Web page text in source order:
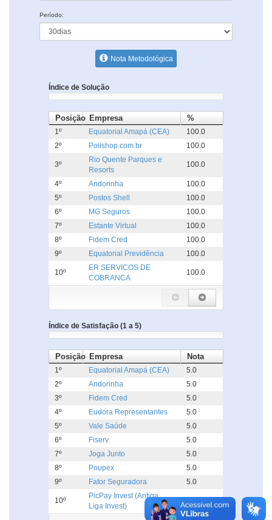
Período:
Nota Metodológica
Índice de Solução
Posição Empresa %
1º Equatorial Amapá (CEA)
100.0
2º
Polishop.com.br 100.0
3º
Rio Quente Parques e
Resorts
100.0
4º Andorinha
100.0
5º
Postos Shell
100.0
6º
MG Seguros
100.0
7º
Estante Virtual
100.0
8º
Fidem Cred
100.0
9º
Equatorial Previdência 100.0
10º
ER SERVICOS DE
COBRANCA
100.0
Índice de Satisfação (1 a 5)
Posição Empresa Nota
1º Equatorial Amapá (CEA)
5.0
2º
Andorinha
5.0
3º
Fidem Cred
5.0
4º
Eudora Representantes
5.0
5º
Vale Saúde
5.0
6º
Fiserv
5.0
7º
Joga Junto
5.0
8º
Poupex
5.0
9º
Fator Seguradora 5.0
10º
PicPay Invest (Antiga
Liga Invest)